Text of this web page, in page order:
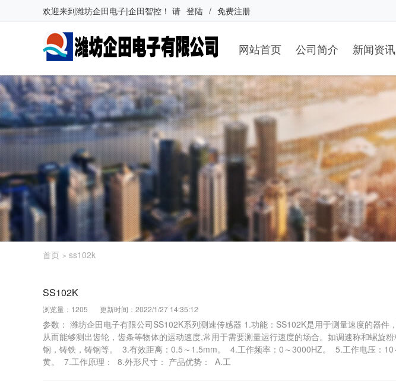
欢迎来到潍坊企田电子|企田智控 ！ 请 登陆 / 免费注册
网站首页 公司简介 新闻资讯
首页 > ss102k
SS102K
浏览量：1205 更新时间：2022/1/27 14:35:12
参数： 潍坊企田电子有限公司SS102K系列测速传感器 1.功能：SS102K是用于测量速度的器件
从而能够测出齿轮，齿条等物体的运动速度,常用于需要测量运行速度的场合。如调速称和螺旋
钢，铸铁，铸钢等。 3.有效距离：0.5～1.5mm。 4.工作频率：0～3000HZ。 5.工作电压：10
黄。 7.工作原理： 8.外形尺寸： 产品优势： A.工